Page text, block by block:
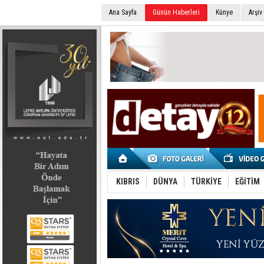
Ana Sayfa Günün Haberleri Künye Arşiv
KIBRIS DÜNYA TÜRKİYE EĞİTİM